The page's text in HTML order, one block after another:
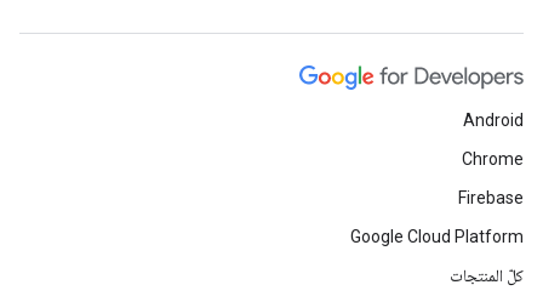
Android
Chrome
Firebase
Google Cloud Platform
كلّ المنتجات